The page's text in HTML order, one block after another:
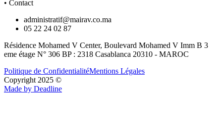
• Contact
administratif@mairav.co.ma
05 22 24 02 87
Résidence Mohamed V Center, Boulevard Mohamed V Imm B 3
eme étage N° 306 BP : 2318 Casablanca 20310 - MAROC
Politique de ConfidentialitéMentions Légales
Copyright 2025 ©
Made by Deadline